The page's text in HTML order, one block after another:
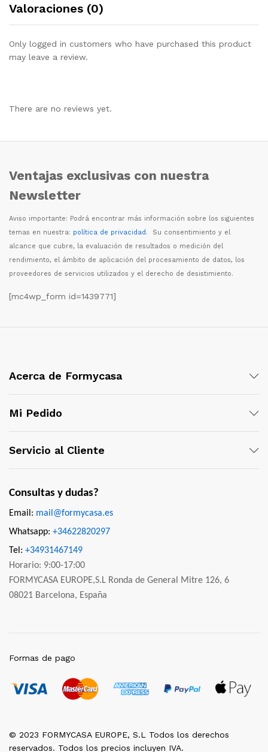
Valoraciones (0)
Only logged in customers who have purchased this product
may leave a review.
There are no reviews yet.
Ventajas exclusivas con nuestra
Newsletter
Aviso importante: Podrá encontrar más información sobre los siguientes
temas en nuestra: política de privacidad. Su consentimiento y el
alcance que cubre, la evaluación de resultados o medición del
rendimiento, el ámbito de aplicación del procesamiento de datos, los
proveedores de servicios utilizados y el derecho de desistimiento.
[mc4wp_form id=1439771]
Acerca de Formycasa
Mi Pedido
Servicio al Cliente
Consultas y dudas?
Email: mail@formycasa.es
Whatsapp: +34622820297
Tel: +34931467149
Horario: 9:00-17:00
FORMYCASA EUROPE,S.L Ronda de General Mitre 126, 6
08021 Barcelona, España
© 2023 FORMYCASA EUROPE, S.L Todos los derechos
reservados. Todos los precios incluyen IVA.
Formas de pago